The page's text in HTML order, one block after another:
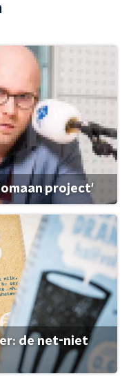
project'
de net-niet